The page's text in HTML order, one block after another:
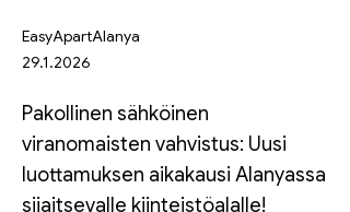
EasyApartAlanya
29.1.2026
Pakollinen sähköinen
viranomaisten vahvistus: Uusi
luottamuksen aikakausi Alanyassa
sijaitsevalle kiinteistöalalle!